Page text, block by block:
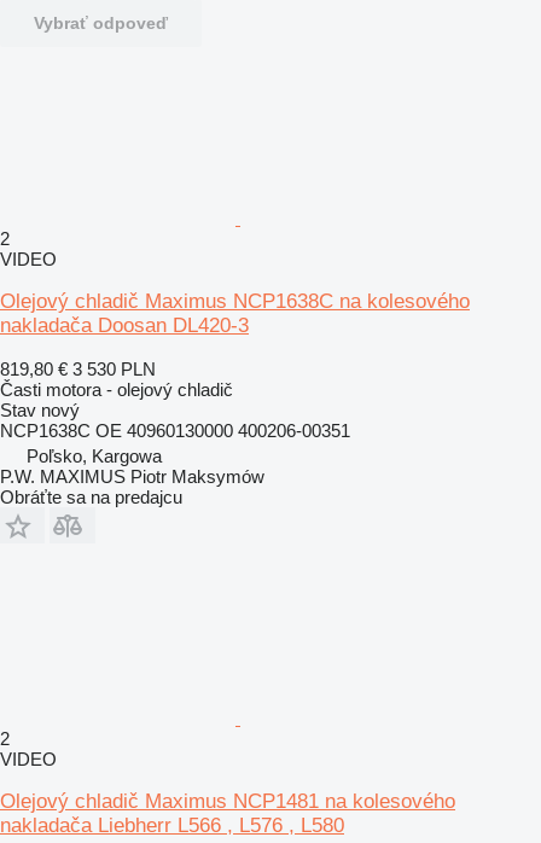
Vybrať odpoveď
2
VIDEO
Olejový chladič Maximus NCP1638C na kolesového
nakladača Doosan DL420-3
819,80 € 3 530 PLN
Časti motora - olejový chladič
Stav nový
NCP1638C OE 40960130000 400206-00351
Poľsko, Kargowa
P.W. MAXIMUS Piotr Maksymów
Obráťte sa na predajcu
2
VIDEO
Olejový chladič Maximus NCP1481 na kolesového
nakladača Liebherr L566 , L576 , L580